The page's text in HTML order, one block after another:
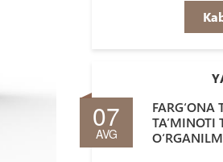
07
AVG
FARG‘ONA
TA’MINOTI